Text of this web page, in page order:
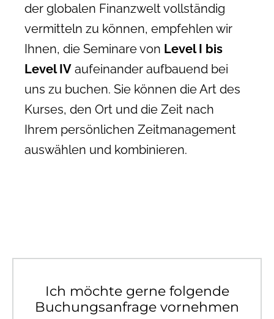
der globalen Finanzwelt vollständig
vermitteln zu können, empfehlen wir
Ihnen, die Seminare von Level I bis
Level IV aufeinander aufbauend bei
uns zu buchen. Sie können die Art des
Kurses, den Ort und die Zeit nach
Ihrem persönlichen Zeitmanagement
auswählen und kombinieren.
Ich möchte gerne folgende
Buchungsanfrage vornehmen